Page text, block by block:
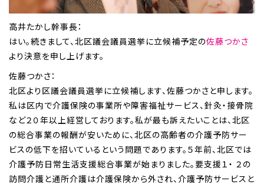
高井たかし幹事長：
はい。続きまして、北区議会議員選挙に立候補予定の佐藤つかさ
より決意を申し上げます。
佐藤つかさ：
北区より区議会議員選挙に立候補します、佐藤つかさと申します。
私は区内で介護保険の事業所や障害福祉サービス、針灸・接骨院
など２０年以上経営しております。私が最も訴えたいことは、北区
の総合事業の報酬が安いために、北区の高齢者の介護予防サー
ビスの低下を招いているという問題であります。５年前、北区では
介護予防日常生活支援総合事業が始まりました。要支援１・ ２の
訪問介護と通所介護は介護保険から外され、介護予防サービスと